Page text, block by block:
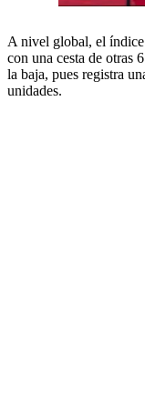
A nivel global, el
con una cesta de otras
la baja, pues registra
unidades.